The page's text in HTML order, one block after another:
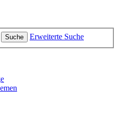
Suche Erweiterte Suche